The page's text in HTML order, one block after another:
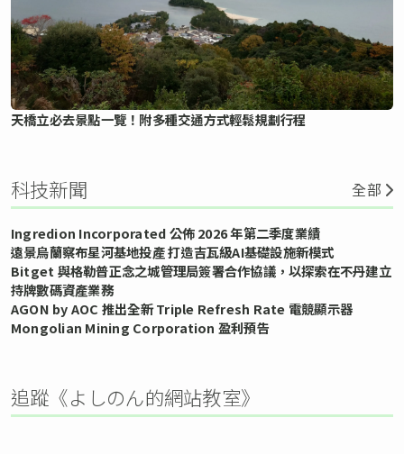
天橋立必去景點一覽！附多種交通方式輕鬆規劃行程
科技新聞 全部
Ingredion Incorporated 公佈 2026 年第二季度業績
遠景烏蘭察布星河基地投產 打造吉瓦級AI基礎設施新模式
Bitget 與格勒普正念之城管理局簽署合作協議，以探索在不丹建立
持牌數碼資產業務
AGON by AOC 推出全新 Triple Refresh Rate 電競顯示器
Mongolian Mining Corporation 盈利預告
追蹤《よしのん的網站教室》